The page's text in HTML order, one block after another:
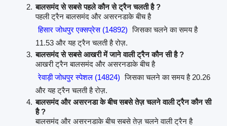
बालसमंद से सबसे पहले कौन से ट्रैन चलती है ?
पहली ट्रैन बालसमंद और असरनडाके बीच है
हिसार जोधपुर एक्सप्रेस (14892) जिसका चलने का समय है
11.53 और यह ट्रैन चलती है रोज़.
बालसमंद से सबसे आखरी में जाने वाली ट्रैन कौन सी है ?
आखरी ट्रैन बालसमंद और असरनडाके बीच है
रेवाड़ी जोधपुर स्पेशल (14824) जिसका चलने का समय है 20.26
और यह ट्रैन चलती है रोज़.
बालसमंद और असरनडा के बीच सबसे तेज़ चलने वाली ट्रैन कौन सी
है ?
बालसमंद और असरनडाके बीच सबसे तेज़ चलने वाली ट्रैन है